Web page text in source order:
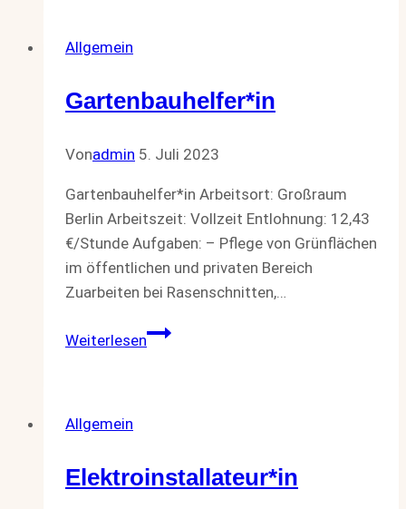
Allgemein
Gartenbauhelfer*in
Vonadmin 5. Juli 2023
Gartenbauhelfer*in Arbeitsort: Großraum
Berlin Arbeitszeit: Vollzeit Entlohnung: 12,43
€/Stunde Aufgaben: – Pflege von Grünflächen
im öffentlichen und privaten Bereich
Zuarbeiten bei Rasenschnitten,…
WeiterlesenGartenbauhelfer*in
Allgemein
Elektroinstallateur*in